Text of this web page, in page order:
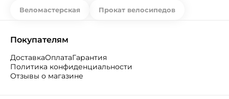
Веломастерская Прокат велосипедов
Покупателям
ДоставкаОплатаГарантия
Политика конфиденциальности
Отзывы о магазине